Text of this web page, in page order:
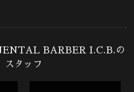
BARBER I.C.B.の
スタッフ